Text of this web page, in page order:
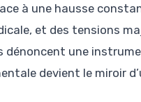
à une hausse
et des tensions
dénoncent une
devient le miroir